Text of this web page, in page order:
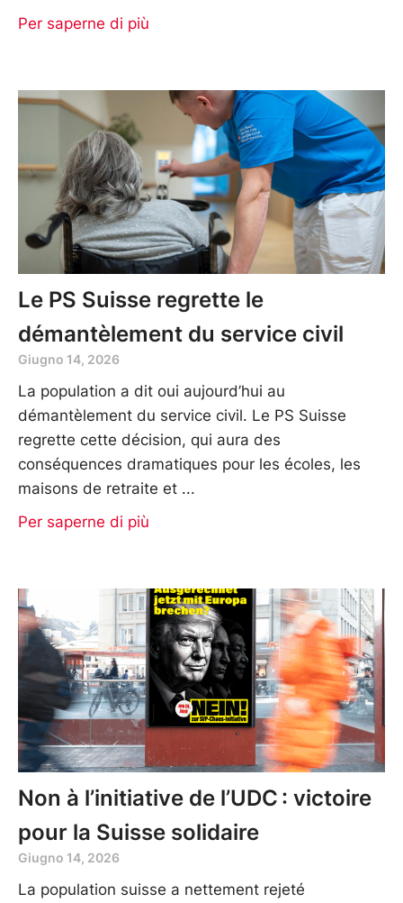
Per saperne di più
Le PS Suisse regrette le
démantèlement du service civil
Giugno 14, 2026
La population a dit oui aujourd’hui au
démantèlement du service civil. Le PS Suisse
regrette cette décision, qui aura des
conséquences dramatiques pour les écoles, les
maisons de retraite et
Per saperne di più
Non à l’initiative de l’UDC : victoire
pour la Suisse solidaire
Giugno 14, 2026
La population suisse a nettement rejeté